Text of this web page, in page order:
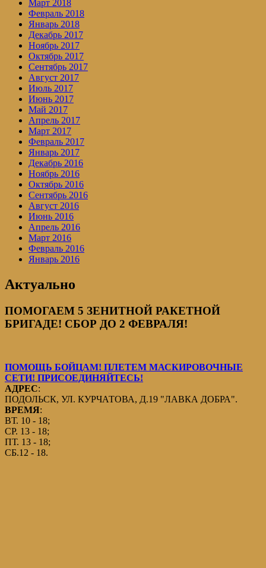
Март 2018
Февраль 2018
Январь 2018
Декабрь 2017
Ноябрь 2017
Октябрь 2017
Сентябрь 2017
Август 2017
Июль 2017
Июнь 2017
Май 2017
Апрель 2017
Март 2017
Февраль 2017
Январь 2017
Декабрь 2016
Ноябрь 2016
Октябрь 2016
Сентябрь 2016
Август 2016
Июнь 2016
Апрель 2016
Март 2016
Февраль 2016
Январь 2016
Актуально
ПОМОГАЕМ 5 ЗЕНИТНОЙ РАКЕТНОЙ
БРИГАДЕ! СБОР ДО 2 ФЕВРАЛЯ!
ПОМОЩЬ БОЙЦАМ! ПЛЕТЕМ МАСКИРОВОЧНЫЕ
СЕТИ! ПРИСОЕДИНЯЙТЕСЬ!
АДРЕС:
ПОДОЛЬСК, УЛ. КУРЧАТОВА, Д.19 "ЛАВКА ДОБРА".
ВРЕМЯ:
ВТ. 10 - 18;
СР. 13 - 18;
ПТ. 13 - 18;
СБ.12 - 18.